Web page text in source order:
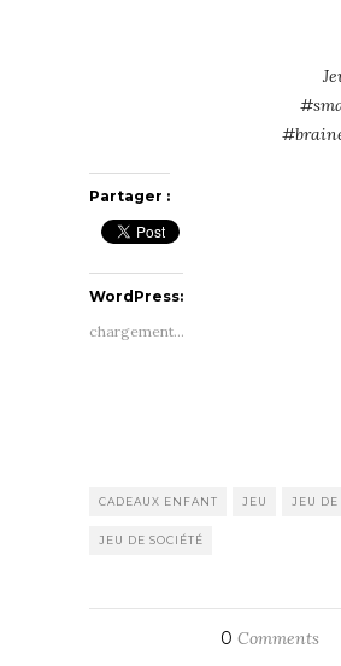
Partager :
WordPress:
chargement…
CADEAUX ENFANT JEU JEU DE
JEU DE SOCIÉTÉ
0 Comments